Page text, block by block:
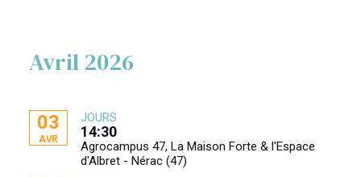
Avril 2026
03
AVR
JOURS
14:30
Agrocampus 47, La Maison Forte & l'Espace
d'Albret - Nérac (47)